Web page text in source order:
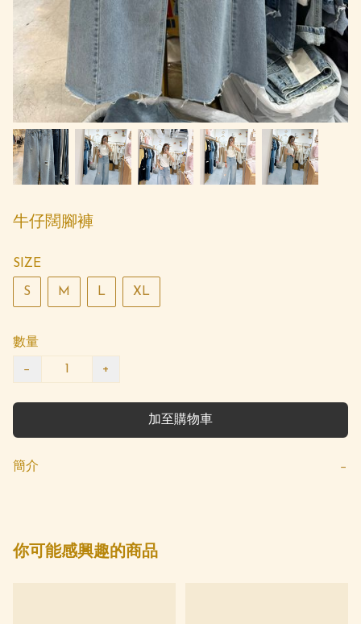
牛仔闊腳褲
SIZE
S M L XL
數量
− +
加至購物車
簡介 −
你可能感興趣的商品